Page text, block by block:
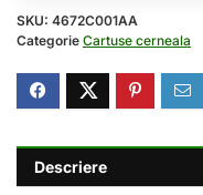
SKU: 4672C001AA
Categorie Cartuse cerneala
Descriere